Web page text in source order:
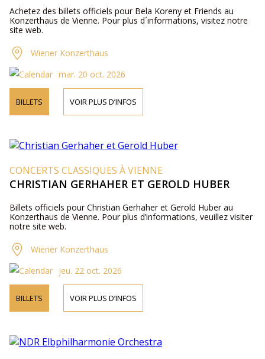
Achetez des billets officiels pour Bela Koreny et Friends au
Konzerthaus de Vienne. Pour plus d´informations, visitez notre
site web.
Wiener Konzerthaus
mar. 20 oct. 2026
BILLETS VOIR PLUS D’INFOS
CONCERTS CLASSIQUES À VIENNE
CHRISTIAN GERHAHER ET GEROLD HUBER
Billets officiels pour Christian Gerhaher et Gerold Huber au
Konzerthaus de Vienne. Pour plus d’informations, veuillez visiter
notre site web.
Wiener Konzerthaus
jeu. 22 oct. 2026
BILLETS VOIR PLUS D’INFOS